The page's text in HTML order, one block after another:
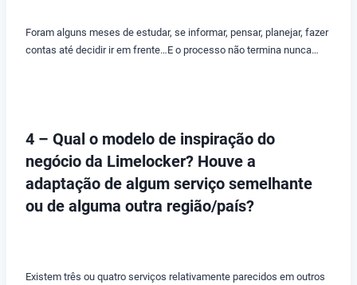
Foram alguns meses de estudar, se informar, pensar, planejar, fazer
contas até decidir ir em frente…E o processo não termina nunca…
4 – Qual o modelo de inspiração do
negócio da Limelocker? Houve a
adaptação de algum serviço semelhante
ou de alguma outra região/país?
Existem três ou quatro serviços relativamente parecidos em outros